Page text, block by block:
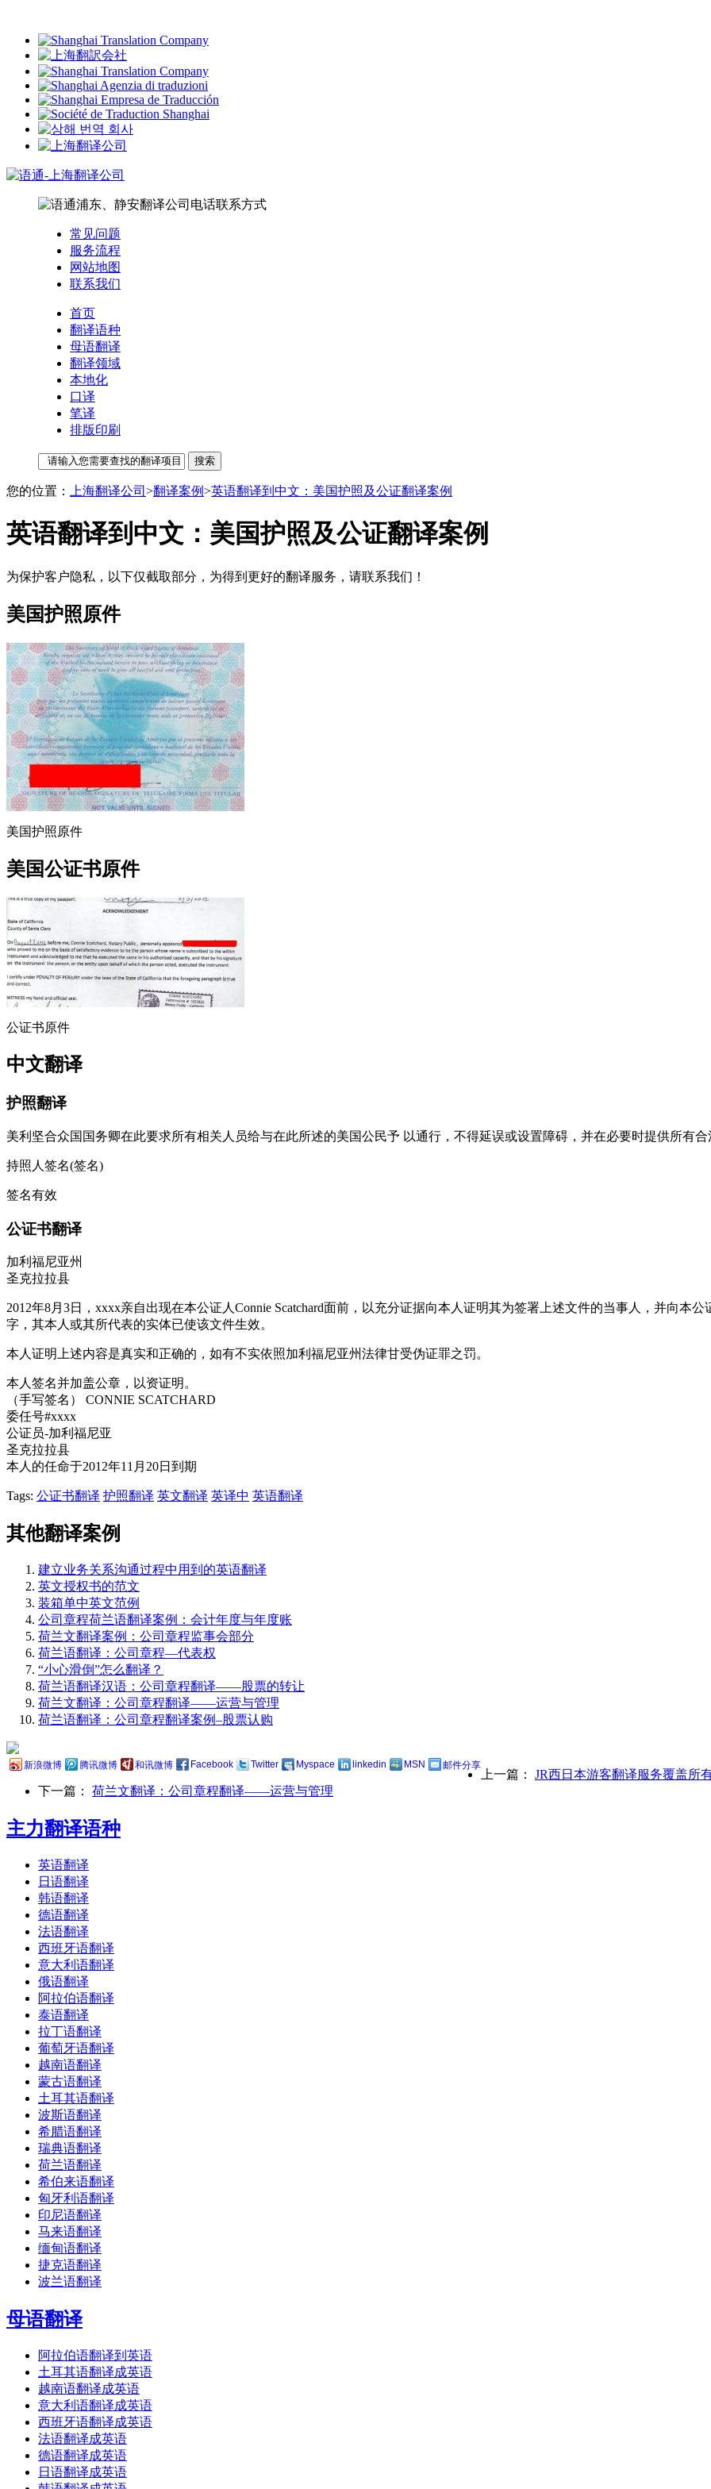
常见问题
服务流程
网站地图
联系我们
首页
翻译语种
母语翻译
翻译领域
本地化
口译
笔译
排版印刷
您的位置： 上海翻译公司 >翻译案例>英语翻译到中文：美国护照及公证翻译案例
英语翻译到中文：美国护照及公证翻译案例
为保护客户隐私，以下仅截取部分，为得到更好的翻译服务，请联系我们！
美国护照原件
美国护照原件
美国公证书原件
公证书原件
中文翻译
护照翻译
美利坚合众国国务卿在此要求所有相关人员给与在此所述的美国公民予 以通行，不得延误或设置障碍，并在必要时提供所有
持照人签名(签名)
签名有效
公证书翻译
加利福尼亚州
圣克拉拉县
2012年8月3日，xxxx亲自出现在本公证人Connie Scatchard面前，以充分证据向本人证明其为签署上述文件的当事人，并向本
字，其本人或其所代表的实体已使该文件生效。
本人证明上述内容是真实和正确的，如有不实依照加利福尼亚州法律甘受伪证罪之罚。
本人签名并加盖公章，以资证明。
（手写签名） CONNIE SCATCHARD
委任号#xxxx
公证员-加利福尼亚
圣克拉拉县
本人的任命于2012年11月20日到期
Tags: 公证书翻译 护照翻译 英文翻译 英译中 英语翻译
其他翻译案例
建立业务关系沟通过程中用到的英语翻译
英文授权书的范文
装箱单中英文范例
公司章程荷兰语翻译案例：会计年度与年度账
荷兰文翻译案例：公司章程监事会部分
荷兰语翻译：公司章程—代表权
“小心滑倒”怎么翻译？
荷兰语翻译汉语：公司章程翻译——股票的转让
荷兰文翻译：公司章程翻译——运营与管理
荷兰语翻译：公司章程翻译案例–股票认购
新浪微博 腾讯微博 和讯微博 Facebook Twitter Myspace linkedin MSN 邮件分享
上一篇： JR西日本游客翻译服务覆盖所
下一篇： 荷兰文翻译：公司章程翻译——运营与管理
主力翻译语种
英语翻译
日语翻译
韩语翻译
德语翻译
法语翻译
西班牙语翻译
意大利语翻译
俄语翻译
阿拉伯语翻译
泰语翻译
拉丁语翻译
葡萄牙语翻译
越南语翻译
蒙古语翻译
土耳其语翻译
波斯语翻译
希腊语翻译
瑞典语翻译
荷兰语翻译
希伯来语翻译
匈牙利语翻译
印尼语翻译
马来语翻译
缅甸语翻译
捷克语翻译
波兰语翻译
母语翻译
阿拉伯语翻译到英语
土耳其语翻译成英语
越南语翻译成英语
意大利语翻译成英语
西班牙语翻译成英语
法语翻译成英语
德语翻译成英语
日语翻译成英语